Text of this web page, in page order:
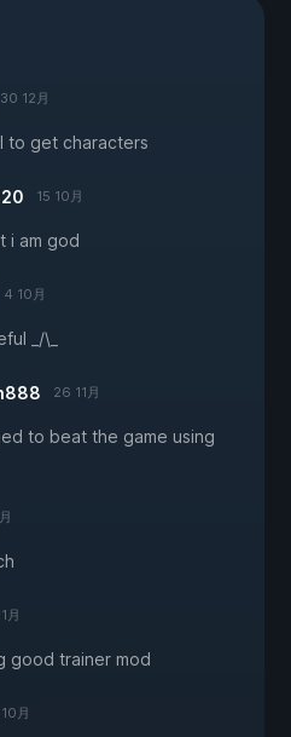
30 12月
to get characters
15 10月
i am god
4 10月
_/\_
26 11月
to beat the game using
月
good trainer mod
月